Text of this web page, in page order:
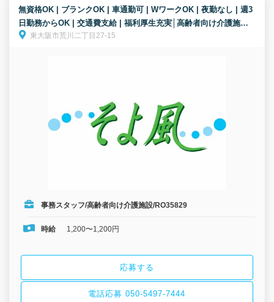
無資格OK | ブランクOK | 車通勤可 | WワークOK | 夜勤なし | 週3
日勤務からOK | 交通費支給 | 福利厚生充実│高齢者向け介護施設/
介護事務、送迎/パート募集！
東大阪市荒川二丁目27-15
事務スタッフ/高齢者向け介護施設/RO35829
時給 1,200〜1,200円
応募する
電話応募 050-5497-7444